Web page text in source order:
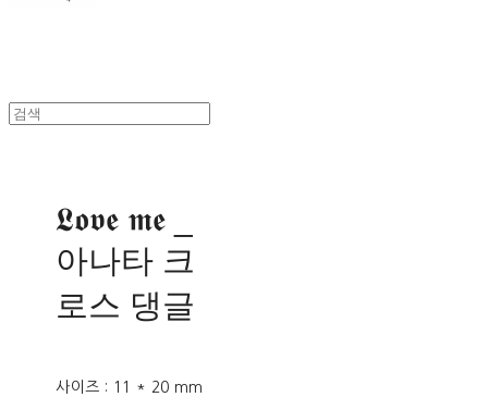
𝕷𝖔𝖛𝖊 𝖒𝖊 _
아나타 크
로스 댕글
사이즈 : 11 * 20 mm